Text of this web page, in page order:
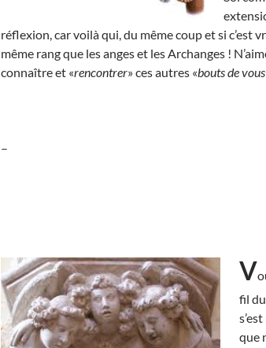
réflexion, car voilà qui, du même coup et si c’est
même rang que les anges et les Archanges !
connaître et «rencontrer» ces autres «bouts de vous
–
V
fil
que